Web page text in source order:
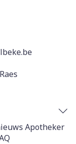
Apotheker